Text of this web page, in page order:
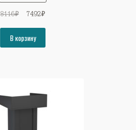
8116₽
Первоначальная
составляла
8116₽.
7492₽Текущая
В корзину